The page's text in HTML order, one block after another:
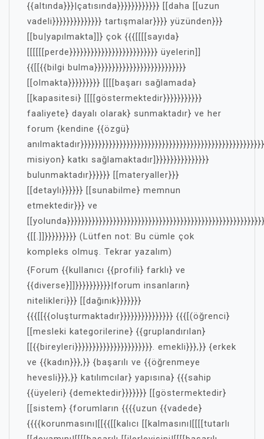
{{altında}}}|çatısında}}}}}}}}}}}} [[daha [[uzun
vadeli}}}}}}}}}}}}}} tartışmalar}}}} yüzünden}}}
[[bu|yapılmakta]]} çok {{{[[[[sayıda}
[[[[[[perde}}}}}}}}}}}}}}}}}}}}}}}}} üyelerin]]
{{[[{{bilgi bulma}}}}}}}}}}}}}}}}}}}}}}}}}}
[[olmakta}}}}}}}}} [[[[başarı sağlamada}
[[kapasitesi} [[[[göstermektedir}}}}}}}}}}}
faaliyete} dayalı olarak} sunmaktadır} ve her
forum {kendine {{özgü}
misiyon} katkı sağlamaktadır]}}}}}}}}}}}}}}}
bulunmaktadır}}}}}} [[materyaller}}}
[[detaylı}}}}}} [[sunabilme} memnun
etmektedir}}} ve
{[[.]]}}}}}}}}} (Lütfen not: Bu cümle çok
kompleks olmuş. Tekrar yazalım)
{Forum {{kullanıcı {{profili} farklı} ve
{{diverse}]]}}}}}}}}}}|forum insanların}
nitelikleri}}} [[dağınık}}}}}}}
{{{[[{{oluşturmaktadır}}}}}}}}}}}}}}} {{{[(öğrenci}
[[mesleki kategorilerine} {{gruplandırılan}
[[{{bireyleri}}}}}}}}}}}}}}}}}}}}}}. emekli}}},}} {erkek
ve {{kadın}}},}} {başarılı ve {{öğrenmeye
hevesli}}},}} katılımcılar} yapısına} {{{sahip
{{üyeleri} {demektedir}}}}}}} [[göstermektedir}
[[sistem} {forumların {{{{uzun {{vadede}
{{{{korunmasını|[[{{[[kalıcı [[kalmasını|[[[[tutarlı